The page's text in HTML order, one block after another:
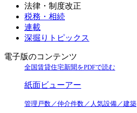
法律・制度改正
税務・相続
連載
深掘りトピックス
電子版のコンテンツ
全国賃貸住宅新聞をPDFで読む
紙面ビューアー
管理戸数／仲介件数／人気設備／建築